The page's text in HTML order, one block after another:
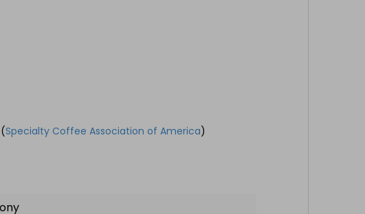
Specialty Coffee Association of America)